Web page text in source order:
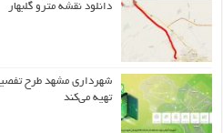
دانلود نقشه مترو گلبهار
شهرداری مشهد طرح
تهیه می‌کند